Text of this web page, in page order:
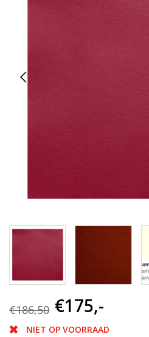
€186,50 €175,-
NIET OP VOORRAAD